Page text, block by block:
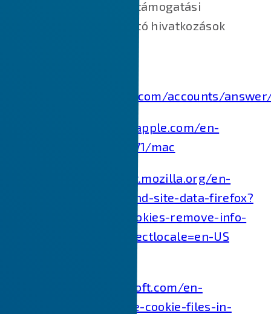
törlésével kapcsolatos támogatási
dokumentumokra mutató hivatkozások
https://support.google.com/accounts/
https://support.apple.com/en-
in/guide/safari/sfri11471/mac
https://support.mozilla.org/en-
US/kb/clear-cookies-and-site-data-firefox?
redirectslug=delete-cookies-remove-info-
websites-stored&redirectlocale=en-US
https://support.microsoft.com/en-
us/topic/how-to-delete-cookie-files-in-